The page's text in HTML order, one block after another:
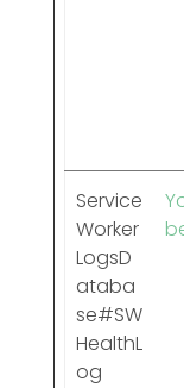
Service
Worker
LogsD
ataba
se#SW
HealthL
og